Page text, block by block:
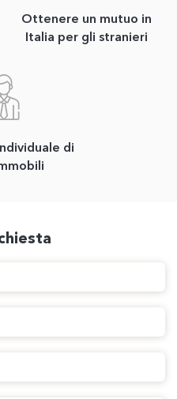
Ottenere un mutuo in
Italia per gli stranieri
di